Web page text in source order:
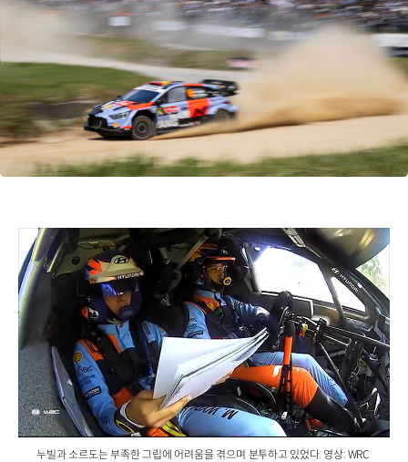
/
누빌과 소르도는 부족한 그립에 어려움을 겪으며 분투하고 있었다. 영상: WRC